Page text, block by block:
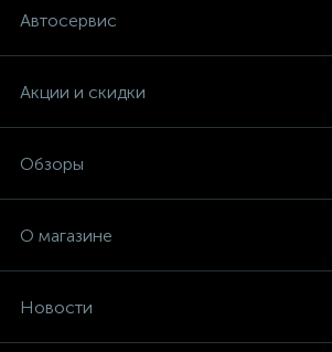
Автосервис
Акции и скидки
Обзоры
О магазине
Новости